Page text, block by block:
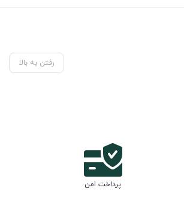
رفتن به بالا
پرداخت امن